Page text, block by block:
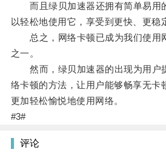
而且绿贝加速器还拥有简单易用
以轻松地使用它，享受到更快、更稳
总之，网络卡顿已成为我们使用
之一。
然而，绿贝加速器的出现为用户
络卡顿的方法，让用户能够畅享无卡
更加轻松愉悦地使用网络。
#3#
评论